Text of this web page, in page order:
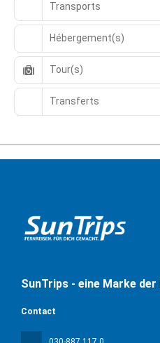
Transports
Hébergement(s)
Tour(s)
Transferts
SunTrips - eine Marke
Contact